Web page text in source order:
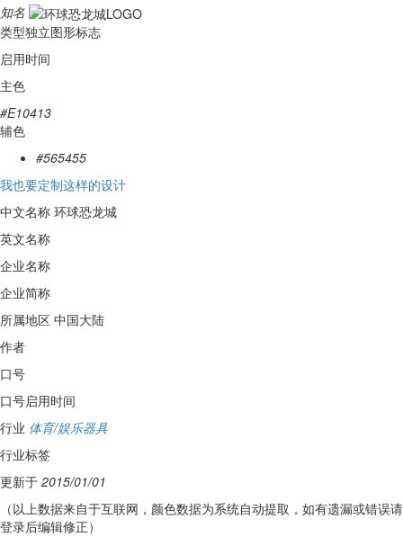
知名
类型独立图形标志
启用时间
主色
#E10413
辅色
#565455
我也要定制这样的设计
中文名称 环球恐龙城
英文名称
企业名称
企业简称
所属地区 中国大陆
作者
口号
口号启用时间
行业 体育/娱乐器具
行业标签
更新于 2015/01/01
（以上数据来自于互联网，颜色数据为系统自动提取，如有遗漏或错误请
登录后编辑修正）